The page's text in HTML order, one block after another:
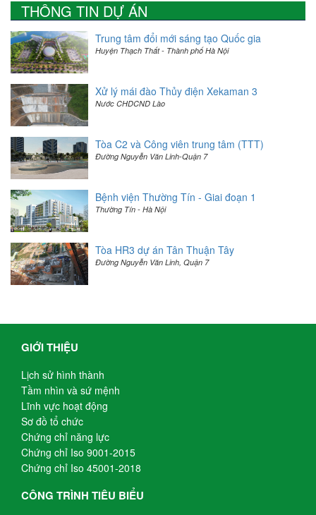
THÔNG TIN DỰ ÁN
Trung tâm đổi mới sáng tạo Quốc gia
Huyện Thạch Thất - Thành phố Hà Nội
Xử lý mái đào Thủy điện Xekaman 3
Nước CHDCND Lào
Tòa C2 và Công viên trung tâm (TTT)
Đường Nguyễn Văn Linh-Quận 7
Bệnh viện Thường Tín - Giai đoạn 1
Thường Tín - Hà Nội
Tòa HR3 dự án Tân Thuận Tây
Đường Nguyễn Văn Linh, Quận 7
GIỚI THIỆU
Lịch sử hình thành
Tầm nhìn và sứ mệnh
Lĩnh vực hoạt động
Sơ đồ tổ chức
Chứng chỉ năng lực
Chứng chỉ Iso 9001-2015
Chứng chỉ Iso 45001-2018
CÔNG TRÌNH TIÊU BIỂU